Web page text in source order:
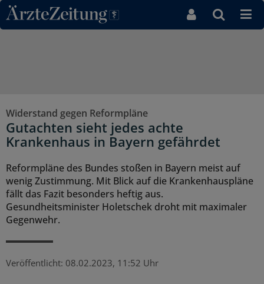
Direkt zum Inhaltsbereich
Widerstand gegen Reformpläne
Gutachten sieht jedes achte
Krankenhaus in Bayern gefährdet
Reformpläne des Bundes stoßen in Bayern meist auf
wenig Zustimmung. Mit Blick auf die Krankenhauspläne
fällt das Fazit besonders heftig aus.
Gesundheitsminister Holetschek droht mit maximaler
Gegenwehr.
Veröffentlicht: 08.02.2023, 11:52 Uhr